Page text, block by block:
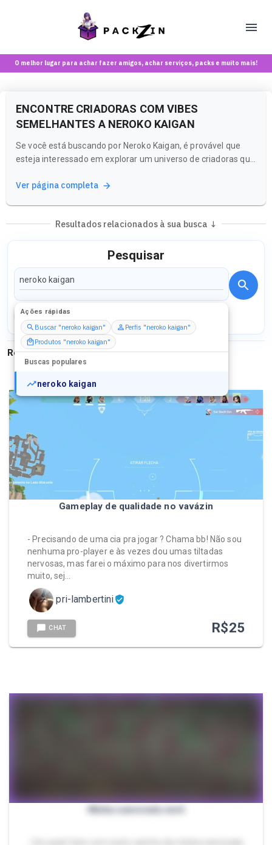
O melhor lugar para achar fazer amigos, achar serviços, packs e muito mais!
ENCONTRE CRIADORAS COM VIBES
SEMELHANTES A NEROKO KAIGAN
Se você está buscando por Neroko Kaigan, é provável que
esteja interessado em explorar um universo de criadoras que
pode descobrir uma variedade de perfis que oferecem
Ver página completa
Resultados relacionados à sua busca ↓
Pesquisar
Ações rápidas
Buscar "neroko kaigan"
Perfis "neroko kaigan"
Produtos "neroko kaigan"
Buscas populares
neroko kaigan
Perfis
Resultados para"neroko kaigan"
Gameplay de qualidade no vavázin
- Precisando de uma cia pra jogar ? Chama bb! Não sou
nenhuma pro-player e às vezes dou umas tiltadas
nervosas, mas farei o máximo para nos divertirmos
muito, sej…
pri-lambertini
CHAT R$25
Minha namorada nerd